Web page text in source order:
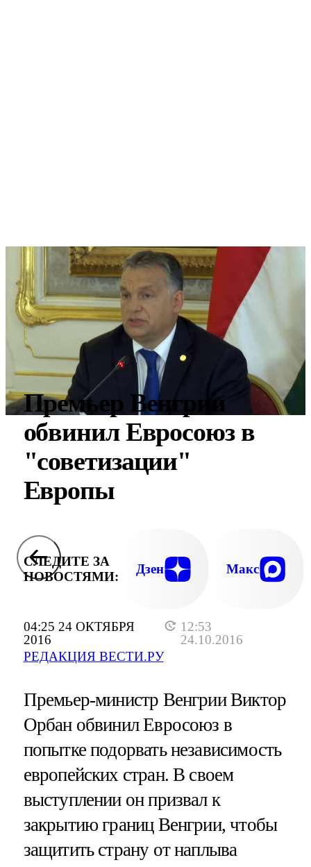
04:25 24 ОКТЯБРЯ
2016
12:53
24.10.2016
РЕДАКЦИЯ ВЕСТИ.РУ
Премьер Венгрии
обвинил Евросоюз в
"советизации"
Европы
СЛЕДИТЕ ЗА
НОВОСТЯМИ:
Дзен Макс
Премьер-министр Венгрии Виктор
Орбан обвинил Евросоюз в
попытке подорвать независимость
европейских стран. В своем
выступлении он призвал к
закрытию границ Венгрии, чтобы
защитить страну от наплыва